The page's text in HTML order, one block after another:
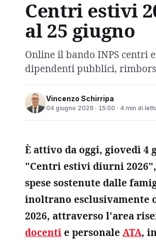
Centri estivi
al 25 giugno
Online il bando INPS centri
dipendenti pubblici,
Vincenzo Schirripa
04 giugno 2026 · 15:00 · 4 min di
È attivo da oggi, giovedì 4
"Centri estivi diurni
spese sostenute dalle
inoltrano esclusivamente
2026, attraverso l'area
docenti e personale ATA,